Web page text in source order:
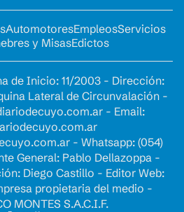
AutomotoresEmpleosServicios
y MisasEdictos
de Inicio: 11/2003 - Dirección:
Lateral de Circunvalación -
- Email:
- Whatsapp: (054)
General: Pablo Dellazoppa -
Diego Castillo - Editor Web:
propietaria del medio -
MONTES S.A.C.I.F.